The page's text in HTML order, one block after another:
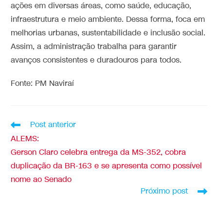
ações em diversas áreas, como saúde, educação,
infraestrutura e meio ambiente. Dessa forma, foca em
melhorias urbanas, sustentabilidade e inclusão social.
Assim, a administração trabalha para garantir
avanços consistentes e duradouros para todos.
Fonte: PM Naviraí
Post anterior
ALEMS:
Gerson Claro celebra entrega da MS-352, cobra
duplicação da BR-163 e se apresenta como possível
nome ao Senado
Próximo post